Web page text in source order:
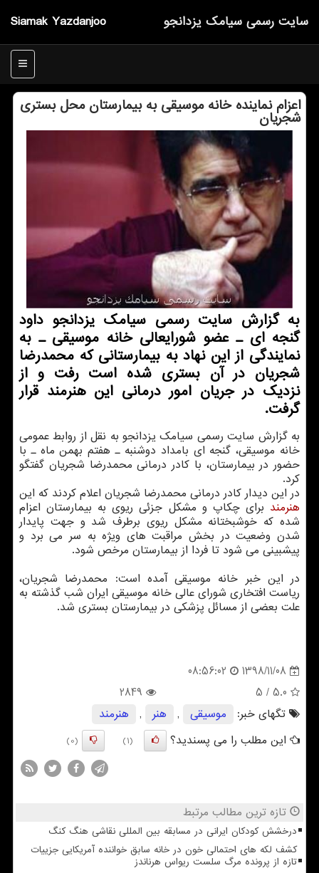
Siamak Yazdanjoo سایت رسمی سیامك یزدانجو
منو
اعزام نماینده خانه موسیقی به بیمارستان محل بستری
شجریان
به گزارش سایت رسمی سیامك یزدانجو داود
گنجه ای ـ عضو شورایعالی خانه موسیقی ـ به
نمایندگی از این نهاد به بیمارستانی كه محمدرضا
شجریان در آن بستری شده است رفت و از
نزدیك در جریان امور درمانی این هنرمند قرار
گرفت.
به گزارش سایت رسمی سیامك یزدانجو به نقل از روابط عمومی
خانه موسیقی، گنجه ای بامداد دوشنبه ـ هفتم بهمن ماه ـ با
حضور در بیمارستان، با كادر درمانی محمدرضا شجریان گفتگو
كرد.
در این دیدار كادر درمانی محمدرضا شجریان اعلام كردند كه این
هنرمند برای چكاپ و مشكل جزئی ریوی به بیمارستان اعزام
شده كه خوشبختانه مشكل ریوی برطرف شد و جهت پایدار
شدن وضعیت در بخش مراقبت های ویژه به سر می برد و
پیشبینی می شود تا فردا از بیمارستان مرخص شود.
در این خبر خانه موسیقی آمده است: محمدرضا شجریان،
ریاست افتخاری شورای عالی خانه موسیقی ایران شب گذشته به
علت بعضی از مسائل پزشكی در بیمارستان بستری شد.
1398/11/08
08:56:02
5.0
/ 5
2849
تگهای خبر:
موسیقی , هنر ,
هنرمند
این مطلب را می پسندید؟
(1)
(0)
تازه ترین مطالب مرتبط
درخشش کودکان ایرانی در مسابقه بین المللی نقاشی هنگ کنگ
کشف لکه های احتمالی خون در خانه سابق خواننده آمریکایی جزییات
تازه از پرونده مرگ سلست ریواس هرناندز